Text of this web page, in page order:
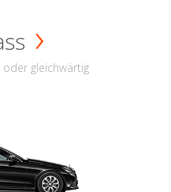
oder gleichwärtig